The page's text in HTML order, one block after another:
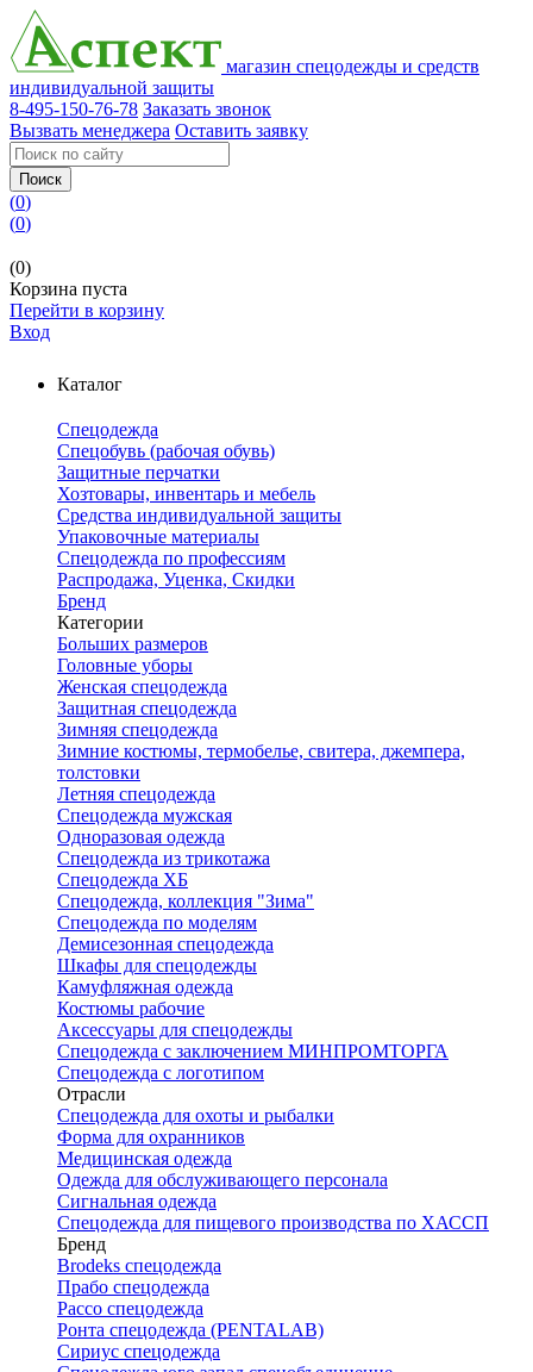
магазин спецодежды и средств
индивидуальной защиты
8-495-150-76-78 Заказать звонок
Вызвать менеджера Оставить заявку
Поиск
(0)
(0)
(0)
Корзина пуста
Перейти в корзину
Вход
Каталог
Спецодежда
Спецобувь (рабочая обувь)
Защитные перчатки
Хозтовары, инвентарь и мебель
Средства индивидуальной защиты
Упаковочные материалы
Спецодежда по профессиям
Распродажа, Уценка, Скидки
Бренд
Категории
Больших размеров
Головные уборы
Женская спецодежда
Защитная спецодежда
Зимняя спецодежда
Зимние костюмы, термобелье, свитера, джемпера,
толстовки
Летняя спецодежда
Спецодежда мужская
Одноразовая одежда
Спецодежда из трикотажа
Спецодежда ХБ
Спецодежда, коллекция "Зима"
Спецодежда по моделям
Демисезонная спецодежда
Шкафы для спецодежды
Камуфляжная одежда
Костюмы рабочие
Аксессуары для спецодежды
Спецодежда с заключением МИНПРОМТОРГА
Спецодежда с логотипом
Отрасли
Спецодежда для охоты и рыбалки
Форма для охранников
Медицинская одежда
Одежда для обслуживающего персонала
Сигнальная одежда
Спецодежда для пищевого производства по ХАССП
Бренд
Brodeks спецодежда
Прабо спецодежда
Рассо спецодежда
Ронта спецодежда (PENTALAB)
Сириус спецодежда